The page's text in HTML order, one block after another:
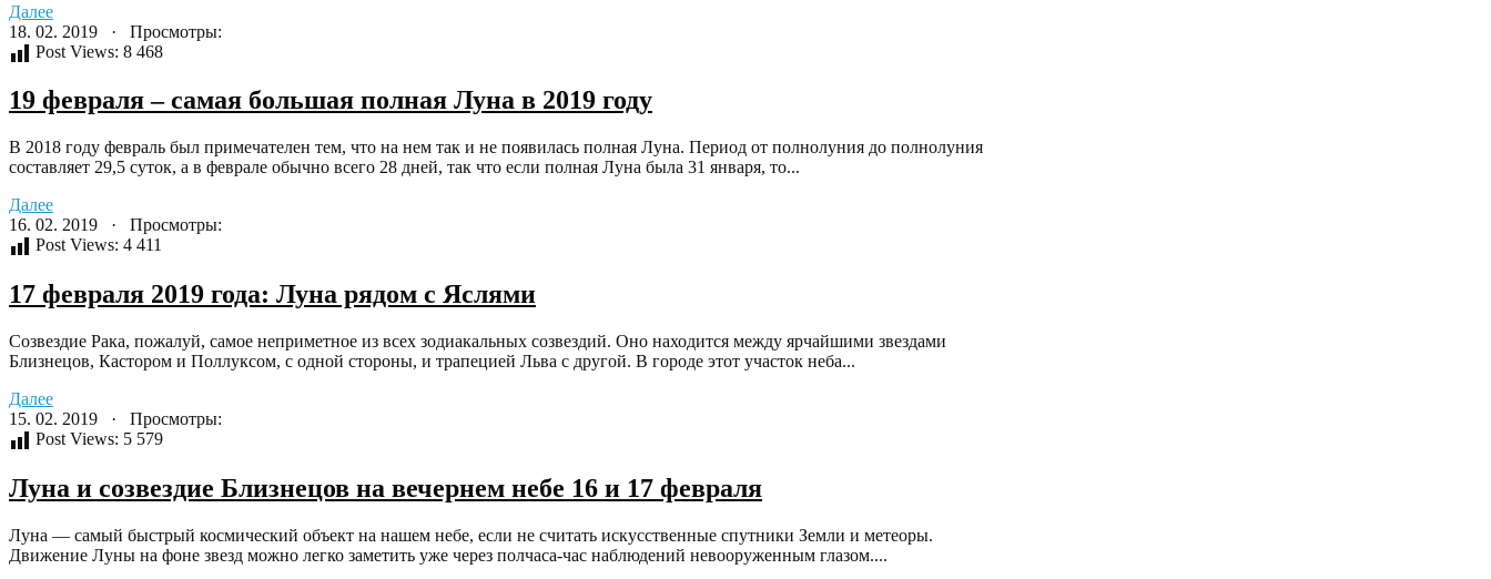
Далее
18. 02. 2019 · Просмотры:
Post Views: 8 468
19 февраля – самая большая полная Луна в 2019 году
В 2018 году февраль был примечателен тем, что на нем так и не появилась полная Луна. Период от полнолуния до полнолуния
составляет 29,5 суток, а в феврале обычно всего 28 дней, так что если полная Луна была 31 января, то...
Далее
16. 02. 2019 · Просмотры:
Post Views: 4 411
17 февраля 2019 года: Луна рядом с Яслями
Созвездие Рака, пожалуй, самое неприметное из всех зодиакальных созвездий. Оно находится между ярчайшими звездами
Близнецов, Кастором и Поллуксом, с одной стороны, и трапецией Льва с другой. В городе этот участок неба...
Далее
15. 02. 2019 · Просмотры:
Post Views: 5 579
Луна и созвездие Близнецов на вечернем небе 16 и 17 февраля
Луна — самый быстрый космический объект на нашем небе, если не считать искусственные спутники Земли и метеоры.
Движение Луны на фоне звезд можно легко заметить уже через полчаса-час наблюдений невооруженным глазом....